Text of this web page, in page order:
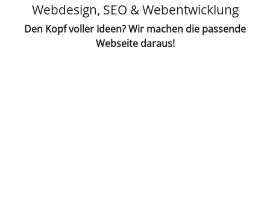
Webdesign, SEO & Webentwicklung
Den Kopf voller Ideen? Wir machen die passende
Webseite daraus!